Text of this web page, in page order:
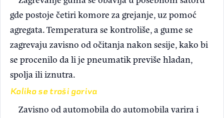
gde postoje četiri komore za grejanje, uz pomoć
agregata. Temperatura se kontroliše, a gume se
zagrevaju zavisno od očitanja nakon sesije, kako bi
se procenilo da li je pneumatik previše hladan,
spolja ili iznutra.
Koliko se troši goriva
Zavisno od automobila do automobila varira i